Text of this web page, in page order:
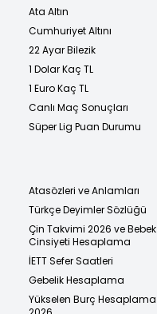
Ata Altın
Cumhuriyet Altını
22 Ayar Bilezik
1 Dolar Kaç TL
1 Euro Kaç TL
Canlı Maç Sonuçları
Süper Lig Puan Durumu
Atasözleri ve Anlamları
Türkçe Deyimler Sözlüğü
Çin Takvimi 2026 ve Bebek
Cinsiyeti Hesaplama
İETT Sefer Saatleri
Gebelik Hesaplama
Yükselen Burç Hesaplama